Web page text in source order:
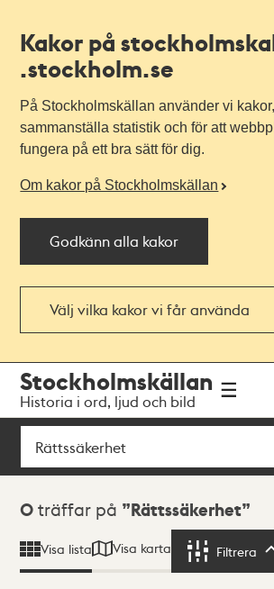
Kakor på
.stockholm.se
På Stockholmskällan använder vi
sammanställa statistik och för att
fungera på ett bra sätt för dig.
Om kakor på Stockholmskällan
Godkänn alla kakor
Välj vilka kakor vi får använda
navigationen
huvudinnehållet
Stockholmskällan
Historia i ord, ljud och bild
Sök
Sökresultat
0 träffar på Rättssäkerhet
Visa lista Visa karta Filtrera